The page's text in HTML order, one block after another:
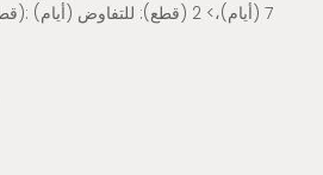
1-2 (قطع): 7 (أيام)،> 2 (قطع): للتفاوض (أيام)